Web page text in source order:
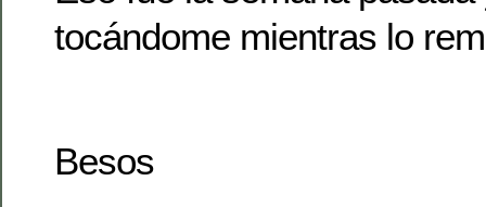
tocándome mientras lo
Besos